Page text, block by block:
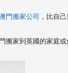
門搬家公司 ，比自
家到英國的家庭或